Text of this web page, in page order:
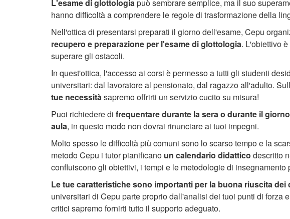
L'esame di glottologiapuò sembrare semplice, ma il suo
hanno difficoltà a comprendere le regole di trasformazione della
Nell'ottica di presentarsi preparati il giorno dell'esame, Cepu
recupero e preparazione per l'esame di glottologia. L'obiettivo
superare gli ostacoli.
In quest'ottica, l'accesso ai corsi è permesso a tutti gli studenti
universitari: dal lavoratore al pensionato, dal ragazzo all'adulto.
tue necessitàsapremo offrirti un servizio cucito su misura!
Puoi richiedere di frequentare durante la sera o durante il giorno
aula, in questo modo non dovrai rinunciare ai tuoi impegni.
Molto spesso le difficoltà più comuni sono lo scarso tempo e la
metodo Cepu i tutor pianificano un calendario didattico descritto
confluiscono gli obiettivi, i tempi e le metodologie di
Le tue caratteristiche sono importanti per la buona riuscita dei
universitari di Cepu parte proprio dall'analisi dei tuoi punti di forza
critici sapremo fornirti tutto il supporto adeguato.